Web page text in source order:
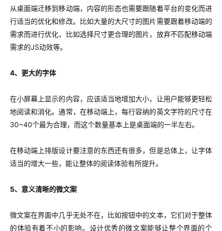
从桌面端迁移到移动端，内容的形态也需要跟随着平台的变化而进
行适当的优化和修改。比如大量的大尺寸的图片需要跟着移动端的
需求而进行优化，比如选择尺寸更合理的图片，放弃不匹配移动端
需求的JS动效等。
4、更大的字体
在小屏幕上显示的内容，应该适当地增加大小，让用户能够更轻松
地阅读和消化。通常，在移动端上，每行容纳的英文字符的尺寸在
30~40个最为合理，而这个数量基本上是桌面端的一半左右。
在移动端上排版设计要注意的东西还有很多，但是总体上，让字体
适当的增大一些，能让整体的阅读体验有所提升。
5、意义清晰的微文案
微文案在界面中几乎无处不在，比如按钮中的文本，它们对于整体
的体验有着不小的影响。设计优秀的微文案能够让整个界面的个